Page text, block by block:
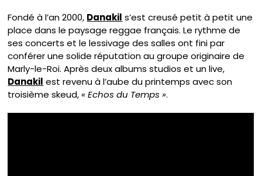
Fondé à l’an 2000, Danakil s’est creusé petit à petit une
place dans le paysage reggae français. Le rythme de
ses concerts et le lessivage des salles ont fini par
conférer une solide réputation au groupe originaire de
Marly-le-Roi. Après deux albums studios et un live,
Danakil est revenu à l’aube du printemps avec son
troisième skeud,« Echos du Temps ».